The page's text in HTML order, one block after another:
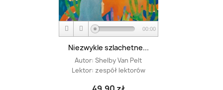
00:00
Niezwykle szlachetne...
Autor: Shelby Van Pelt
Lektor: zespół lektorów